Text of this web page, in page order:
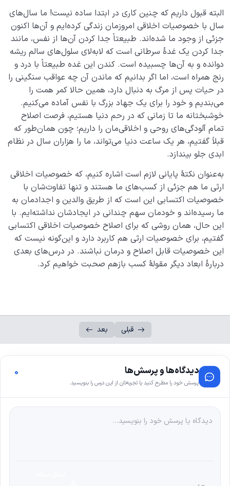
البته قبول داریم که چنین کاری در ابتدا ساده نیست! ما سال‌های
سال با خصوصیات اخلاقی امروزمان زندگی کرده‌ایم و آن‌ها اکنون
جزئی از وجود ما شده‌اند. طبیعتاً جدا کردن آن‌ها از نفس، مانند
جدا کردن یک غدۀ سرطانی است که لابه‌لای سلول‌های سالم ریشه
دوانده و به آن‌ها چسبیده است. کندن این غده طبیعتاً با درد و
رنج همراه است، اما اگر بدانیم که ماندن آن چه عواقب سنگینی را
در حیات پس از مرگ به ‌دنبال دارد، همین حالا کمر همت را
می‌بندیم و خود را برای یک جهاد بزرگ با نفس آماده می‌کنیم.
خوشبختانه ما تا زمانی که در رحم دنیا هستیم، فرصت اصلاح
تمام آلودگی‌های روحی و اخلاقی‌مان را داریم؛ چون همان‌طور که
قبلاً گفتیم، هر یک ساعت دنیا می‌تواند، ما را هزاران سال در نظام
ابدی جلو بیندازد.
به‌عنوان نکتۀ پایانی لازم است اشاره کنیم، که خصوصیات اخلاقی
ارثی ما هم جزئی از کسب‌های ما هستند و تنها تفاوت‌شان با
خصوصیات اکتسابی این است که از طریق والدین و اجدادمان به
ما رسیده‌اند و خودمان سهم چندانی در ایجادشان نداشته‌ایم. با
این حال، همان روشی که برای اصلاح خصوصیات اخلاقی اکتسابی
گفتیم، برای خصوصیات ارثی هم کاربرد دارد و این‌گونه نیست که
این خصوصیات قابل اصلاح و درمان نباشند. در درس‌های بعدی
دربارۀ ابعاد دیگر مقولۀ کسب بازهم صحبت خواهیم کرد.
قبلی بعد
دیدگاه‌ها و پرسش‌ها
پرسش خود را مطرح کنید یا تجربه‌تان از این درس را بنویسید.
0